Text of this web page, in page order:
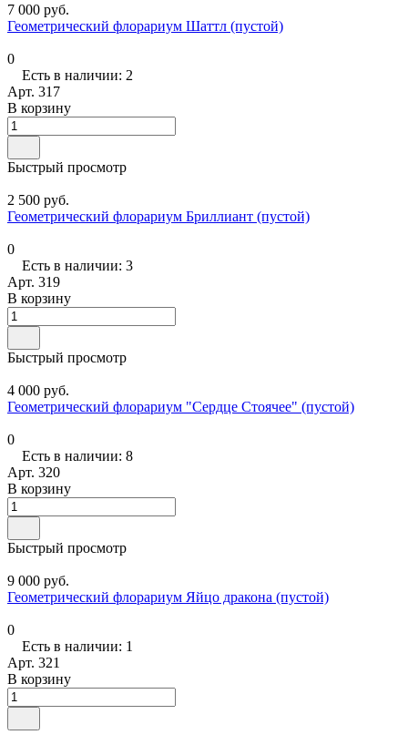
7 000 руб.
Геометрический флорариум Шаттл (пустой)
0
Есть в наличии: 2
Арт. 317
В корзину
Быстрый просмотр
2 500 руб.
Геометрический флорариум Бриллиант (пустой)
0
Есть в наличии: 3
Арт. 319
В корзину
Быстрый просмотр
4 000 руб.
Геометрический флорариум "Сердце Стоячее" (пустой)
0
Есть в наличии: 8
Арт. 320
В корзину
Быстрый просмотр
9 000 руб.
Геометрический флорариум Яйцо дракона (пустой)
0
Есть в наличии: 1
Арт. 321
В корзину